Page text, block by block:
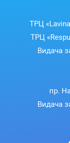
ТРЦ
ТРЦ
Видача
пр.
Видача